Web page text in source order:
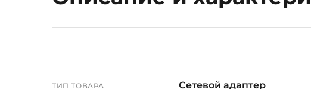
ТИП ТОВАРА Сетевой адаптер